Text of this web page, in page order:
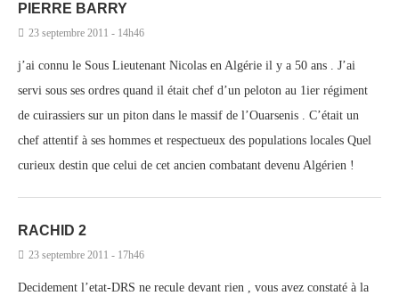
PIERRE BARRY
23 septembre 2011 - 14h46
j’ai connu le Sous Lieutenant Nicolas en Algérie il y a 50 ans . J’ai
servi sous ses ordres quand il était chef d’un peloton au 1ier régiment
de cuirassiers sur un piton dans le massif de l’Ouarsenis . C’était un
chef attentif à ses hommes et respectueux des populations locales Quel
curieux destin que celui de cet ancien combatant devenu Algérien !
RACHID 2
23 septembre 2011 - 17h46
Decidement l’etat-DRS ne recule devant rien , vous avez constaté à la